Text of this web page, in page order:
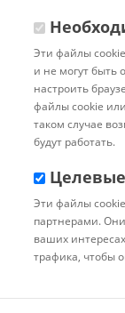
Эти файлы
и не могут быть
настроить
файлы cookie
таком случае
будут работать.
Эти файлы
партнерами.
ваших
трафика, чтобы